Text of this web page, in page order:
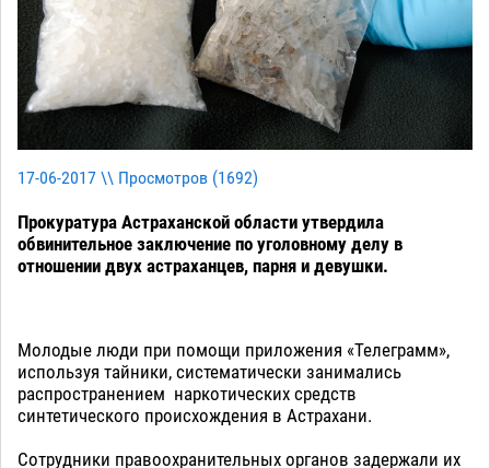
17-06-2017 \\ Просмотров (1692)
Прокуратура Астраханской области утвердила
обвинительное заключение по уголовному делу в
отношении двух астраханцев, парня и девушки.
Молодые люди при помощи приложения «Телеграмм»,
используя тайники, систематически занимались
распространением наркотических средств
синтетического происхождения в Астрахани.
Сотрудники правоохранительных органов задержали их